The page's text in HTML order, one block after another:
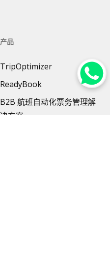
产品
TripOptimizer
ReadyBook
B2B 航班自动化票务管理解
决方案